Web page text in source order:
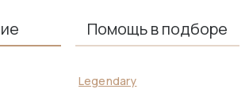
Помощь в подборе
Legendary